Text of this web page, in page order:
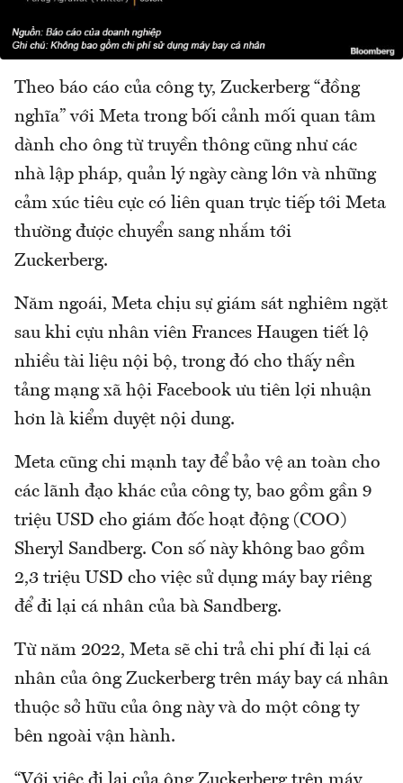
Theo báo cáo của công ty, Zuckerberg “đồng
nghĩa” với Meta trong bối cảnh mối quan tâm
dành cho ông từ truyền thông cũng như các
nhà lập pháp, quản lý ngày càng lớn và những
cảm xúc tiêu cực có liên quan trực tiếp tới Meta
thường được chuyển sang nhắm tới
Zuckerberg.
Năm ngoái, Meta chịu sự giám sát nghiêm ngặt
sau khi cựu nhân viên Frances Haugen tiết lộ
nhiều tài liệu nội bộ, trong đó cho thấy nền
tảng mạng xã hội Facebook ưu tiên lợi nhuận
hơn là kiểm duyệt nội dung.
Meta cũng chi mạnh tay để bảo vệ an toàn cho
các lãnh đạo khác của công ty, bao gồm gần 9
triệu USD cho giám đốc hoạt động (COO)
Sheryl Sandberg. Con số này không bao gồm
2,3 triệu USD cho việc sử dụng máy bay riêng
để đi lại cá nhân của bà Sandberg.
Từ năm 2022, Meta sẽ chi trả chi phí đi lại cá
nhân của ông Zuckerberg trên máy bay cá nhân
thuộc sở hữu của ông này và do một công ty
bên ngoài vận hành.